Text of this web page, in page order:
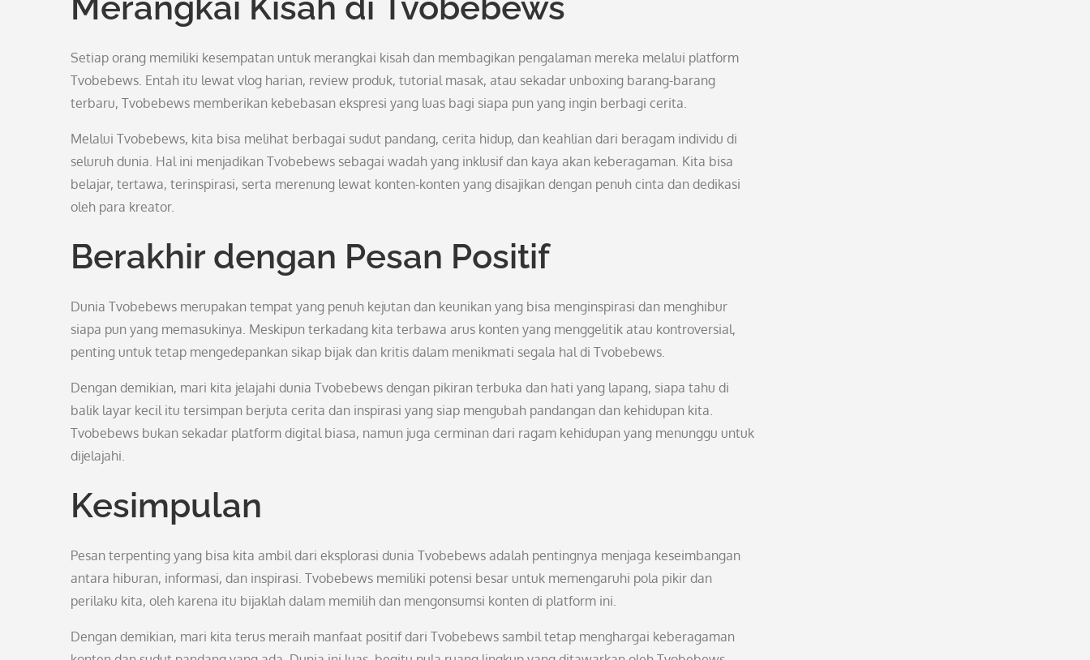
Setiap orang memiliki kesempatan untuk merangkai kisah dan membagikan pengalaman mereka melalui platform
Tvobebews. Entah itu lewat vlog harian, review produk, tutorial masak, atau sekadar unboxing barang-barang
terbaru, Tvobebews memberikan kebebasan ekspresi yang luas bagi siapa pun yang ingin berbagi cerita.
Melalui Tvobebews, kita bisa melihat berbagai sudut pandang, cerita hidup, dan keahlian dari beragam individu di
seluruh dunia. Hal ini menjadikan Tvobebews sebagai wadah yang inklusif dan kaya akan keberagaman. Kita bisa
belajar, tertawa, terinspirasi, serta merenung lewat konten-konten yang disajikan dengan penuh cinta dan dedikasi
oleh para kreator.
Berakhir dengan Pesan Positif
Dunia Tvobebews merupakan tempat yang penuh kejutan dan keunikan yang bisa menginspirasi dan menghibur
siapa pun yang memasukinya. Meskipun terkadang kita terbawa arus konten yang menggelitik atau kontroversial,
penting untuk tetap mengedepankan sikap bijak dan kritis dalam menikmati segala hal di Tvobebews.
Dengan demikian, mari kita jelajahi dunia Tvobebews dengan pikiran terbuka dan hati yang lapang, siapa tahu di
balik layar kecil itu tersimpan berjuta cerita dan inspirasi yang siap mengubah pandangan dan kehidupan kita.
Tvobebews bukan sekadar platform digital biasa, namun juga cerminan dari ragam kehidupan yang menunggu untuk
dijelajahi.
Kesimpulan
Pesan terpenting yang bisa kita ambil dari eksplorasi dunia Tvobebews adalah pentingnya menjaga keseimbangan
antara hiburan, informasi, dan inspirasi. Tvobebews memiliki potensi besar untuk memengaruhi pola pikir dan
perilaku kita, oleh karena itu bijaklah dalam memilih dan mengonsumsi konten di platform ini.
Dengan demikian, mari kita terus meraih manfaat positif dari Tvobebews sambil tetap menghargai keberagaman